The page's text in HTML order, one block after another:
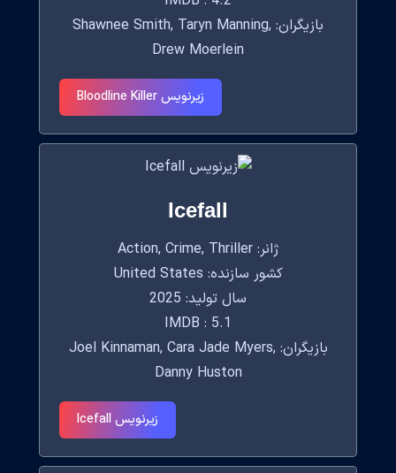
بازیگران: Shawnee Smith, Taryn Manning,
Drew Moerlein
زیرنویس Bloodline Killer
Icefall
ژانر: Action, Crime, Thriller
کشور سازنده: United States
سال تولید: 2025
IMDB : 5.1
بازیگران: Joel Kinnaman, Cara Jade Myers,
Danny Huston
زیرنویس Icefall